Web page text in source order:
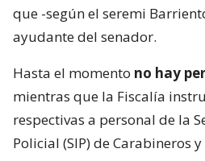
que -según el seremi
ayudante del senador.
Hasta el momento no hay
mientras que la Fiscalía
respectivas a personal de la
Policial (SIP) de Carabineros y